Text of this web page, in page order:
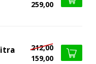
259,00
212,00
159,00